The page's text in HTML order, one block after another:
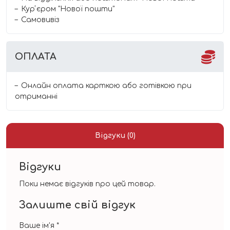
Курʼєром "Нової пошти"
Самовивіз
ОПЛАТА
Онлайн оплата карткою або готівкою при
отриманні
Відгуки (0)
Відгуки
Поки немає відгуків про цей товар.
Залиште свій відгук
Ваше ім'я *